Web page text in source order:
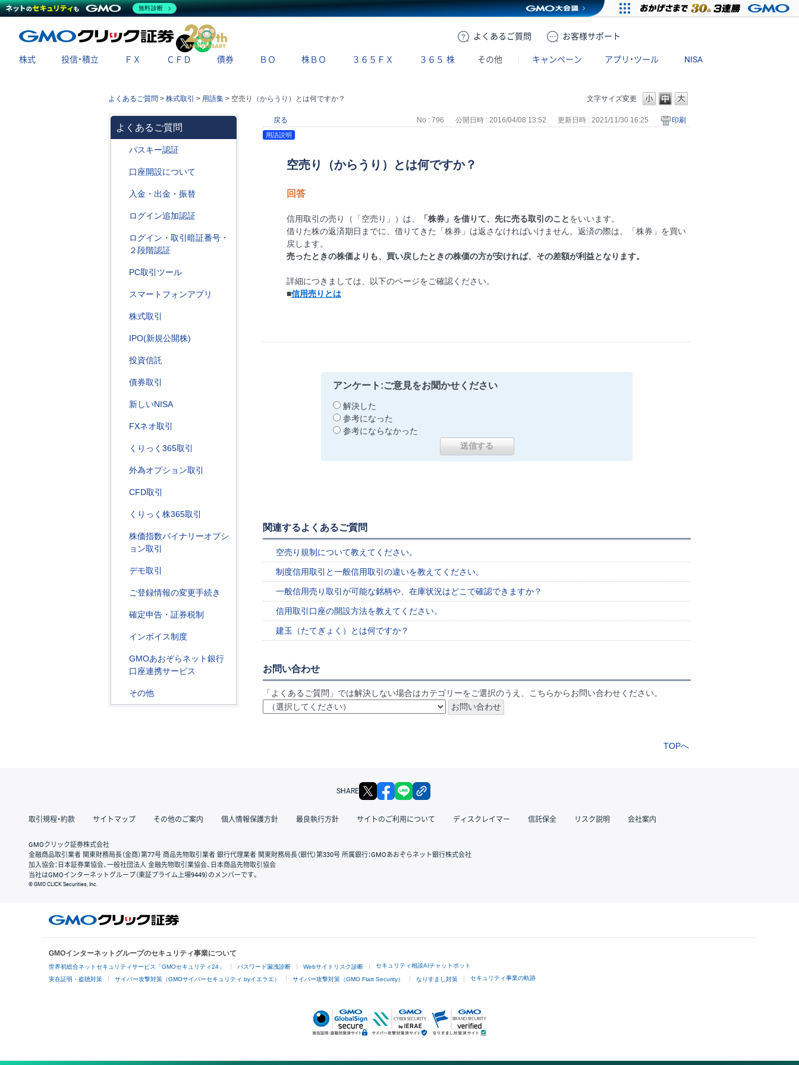
よくある ご質問 お客様サポート
X
株式 投信・積立 ＦＸ ＣＦＤ 債券 ＢＯ 株ＢＯ ３６５ＦＸ ３６５ 株 その他 キャンペーン アプリ・ツール NISA
文字サイズ変更
よくあるご質問 > 株式取引 > 用語集 > 空売り（からうり）とは何ですか？
よくあるご質問
パスキー認証
口座開設について
入金・出金・振替
ログイン追加認証
ログイン・取引暗証番号・
２段階認証
PC取引ツール
スマートフォンアプリ
株式取引
IPO(新規公開株)
投資信託
債券取引
新しいNISA
FXネオ取引
くりっく365取引
外為オプション取引
CFD取引
くりっく株365取引
株価指数バイナリーオプシ
ョン取引
デモ取引
ご登録情報の変更手続き
確定申告・証券税制
インボイス制度
GMOあおぞらネット銀行
口座連携サービス
その他
戻る No : 796 公開日時 : 2016/04/08 13:52 更新日時 : 2021/11/30 16:25 印刷
用語説明
空売り（からうり）とは何ですか？
回答
信用取引の売り（「空売り」）は、 「株券」を借りて、先に売る取引のことをいいます。
借りた株の返済期日までに、借りてきた「株券」は返さなければいけません。返済の際は、「株券」を買い
戻します。
売ったときの株価よりも、買い戻したときの株価の方が安ければ、その差額が利益となります。
詳細につきましては、以下のページをご確認ください。
■信用売りとは
アンケート:ご意見をお聞かせください
解決した
参考になった
参考にならなかった
関連するよくあるご質問
空売り規制について教えてください。
制度信用取引と一般信用取引の違いを教えてください。
一般信用売り取引が可能な銘柄や、在庫状況はどこで確認できますか？
信用取引口座の開設方法を教えてください。
建玉（たてぎょく）とは何ですか？
お問い合わせ
「よくあるご質問」では解決しない場合はカテゴリーをご選択のうえ、こちらからお問い合わせください。
TOPへ
SHARE X facebook
取引規程・約款 サイトマップ その他のご案内 個人情報保護方針 最良執行方針 サイトのご利用について ディスクレイマー 信託保全 リスク説明 会社案内
GMOクリック証券株式会社
金融商品取引業者 関東財務局長（金商）第77号 商品先物取引業者 銀行代理業者 関東財務局長（銀代）第330号 所属銀行：GMOあおぞらネット銀行株式会社
加入協会：日本証券業協会、一般社団法人 金融先物取引業協会、日本商品先物取引協会
当社はGMOインターネットグループ（東証プライム上場9449）のメンバーです。
© GMO CLICK Securities, Inc.
GMOインターネットグループのセキュリティ事業について
世界初総合ネットセキュリティサービス「GMOセキュリティ24」 パスワード漏洩診断 Webサイトリスク診断 セキュリティ相談AIチャットボット
実在証明・盗聴対策 サイバー攻撃対策（GMOサイバーセキュリティ byイエラエ） サイバー攻撃対策（GMO Flatt Security） なりすまし対策 セキュリティ事業の軌跡
無料診断